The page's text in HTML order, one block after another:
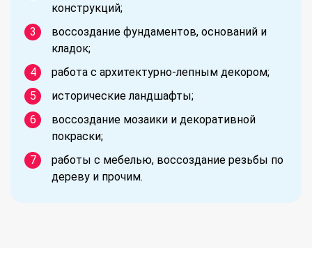
конструкций;
воссоздание фундаментов, оснований и
кладок;
работа с архитектурно-лепным декором;
исторические ландшафты;
воссоздание мозаики и декоративной
покраски;
работы с мебелью, воссоздание резьбы по
дереву и прочим.